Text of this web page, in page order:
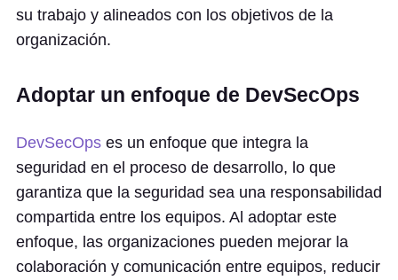
su trabajo y alineados con los objetivos de la
organización.
Adoptar un enfoque de DevSecOps
DevSecOps es un enfoque que integra la
seguridad en el proceso de desarrollo, lo que
garantiza que la seguridad sea una responsabilidad
compartida entre los equipos. Al adoptar este
enfoque, las organizaciones pueden mejorar la
colaboración y comunicación entre equipos, reducir